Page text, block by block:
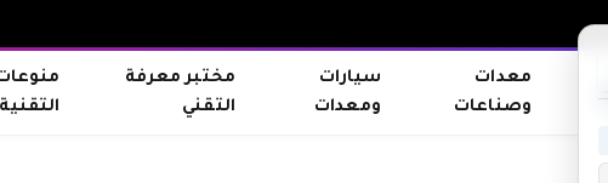
معدات
وصناعات
سيارات
ومعدات
مختبر معرفة
التقني
التقنية